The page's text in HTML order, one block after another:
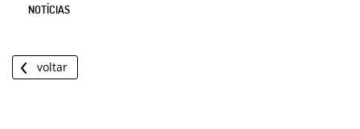
NOTÍCIAS
voltar